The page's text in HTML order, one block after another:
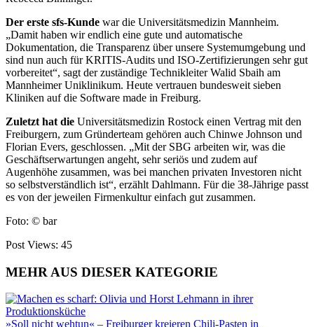
Der erste sfs-Kunde war die Universitätsmedizin Mannheim.
„Damit haben wir endlich eine gute und automatische
Dokumentation, die Transparenz über unsere Sys­tem­umgebung und
sind nun auch für KRITIS-Audits und ISO-Zertifizierungen sehr gut
vorbereitet“, sagt der zuständige TechnikleiterWalid Sbaih am
Mannheimer Uni­klinikum. Heute vertrauen bundesweit sieben
Kliniken auf die Soft­ware made in Freiburg.
Zuletzt hat die Universitätsmedizin Rostock einen Vertrag mit den
Freiburgern, zum Gründerteam gehören auch Chinwe Johnson und
Florian Evers, geschlossen. „Mit der SBG arbeiten wir, was die
Geschäftserwartungen angeht, sehr seriös und zudem auf
Augenhöhe zusammen, was bei manchen privaten Investoren nicht
so selbstverständlich ist“, erzählt Dahlmann. Für die 38-Jährige passt
es von der jeweilen Firmenkultur einfach gut zusammen.
Foto: © bar
Post Views: 45
MEHR AUS DIESER KATEGORIE
»Soll nicht wehtun« – Freiburger kreieren Chili-Pasten in